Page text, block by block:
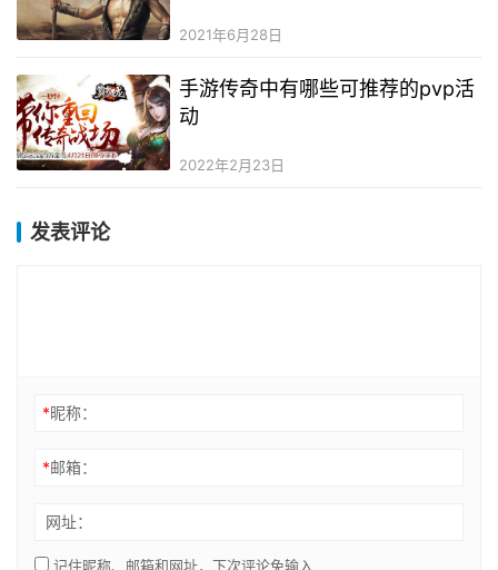
2021年6月28日
手游传奇中有哪些可推荐的pvp活
动
2022年2月23日
发表评论
*昵称：
*邮箱：
网址：
记住昵称、邮箱和网址，下次评论免输入